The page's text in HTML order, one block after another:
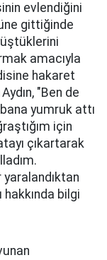
evlendiğini
gittiğinde
amacıyla
hakaret
"Ben de
yumruk attı
için
çıkartarak
bilgi